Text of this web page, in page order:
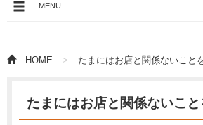
メ
を
MENU
HOME たまにはお店と関係ないことを
たまにはお店と関係ないこと